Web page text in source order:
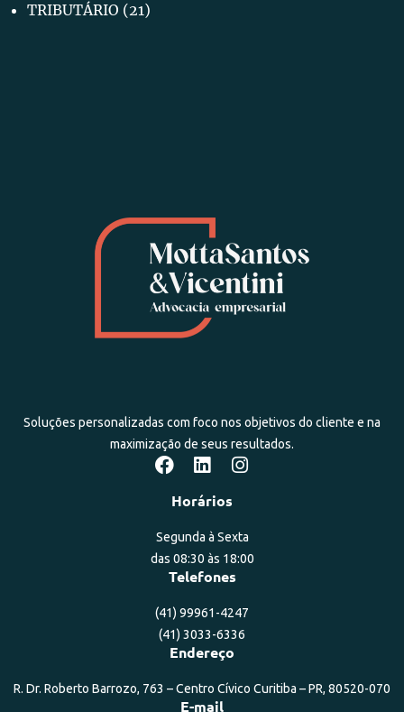
TRIBUTÁRIO (21)
Soluções personalizadas com foco nos objetivos do cliente e na
maximização de seus resultados.
Horários
Segunda à Sexta
das 08:30 às 18:00
Telefones
(41) 99961-4247
(41) 3033-6336
Endereço
R. Dr. Roberto Barrozo, 763 – Centro Cívico Curitiba – PR, 80520-070
E-mail